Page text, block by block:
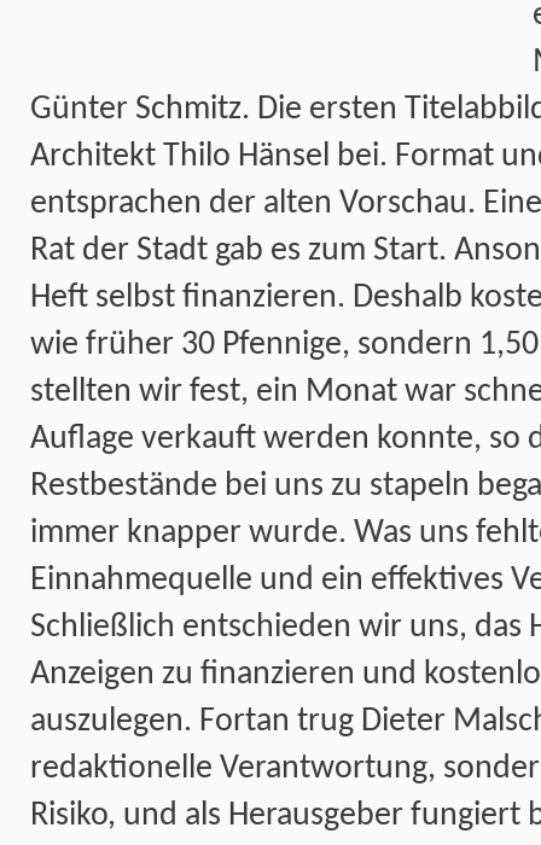
Günter Schmitz. Die ersten
Architekt Thilo Hänsel bei. Format
entsprachen der alten Vorschau.
Rat der Stadt gab es zum Start.
Heft selbst finanzieren. Deshalb
wie früher 30 Pfennige, sondern
stellten wir fest, ein Monat war
Auflage verkauft werden konnte, so
Restbestände bei uns zu stapeln
immer knapper wurde. Was uns
Einnahmequelle und ein effektives
Schließlich entschieden wir uns, das
Anzeigen zu finanzieren und
auszulegen. Fortan trug Dieter
redaktionelle Verantwortung,
Risiko, und als Herausgeber fungiert